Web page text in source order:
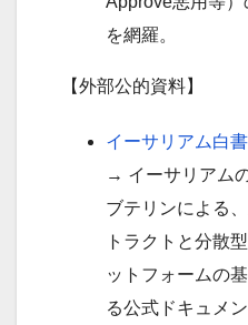
を網羅。
【外部公的資料】
イーサリアム白
→ イーサリアム
ブテリンによる
トラクトと分散
ットフォームの
る公式ドキュメン